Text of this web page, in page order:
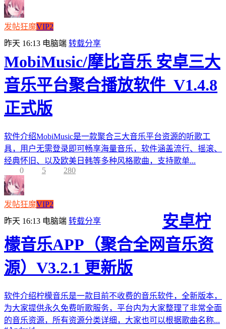
发帖狂魔VIP2
昨天 16:13 电脑端 转载分享
MobiMusic/摩比音乐 安卓三大
音乐平台聚合播放软件_V1.4.8
正式版
软件介绍MobiMusic是一款聚合三大音乐平台资源的听歌工
具，用户无需登录即可畅享海量音乐，软件涵盖流行、摇滚、
经典怀旧、以及欧美日韩等多种风格歌曲，支持歌单...
0
5 280
发帖狂魔VIP2
昨天 16:13 电脑端 转载分享
安卓柠
檬音乐APP（聚合全网音乐资
源）V3.2.1 更新版
软件介绍柠檬音乐是一款目前不收费的音乐软件，全新版本，
为大家提供永久免费听歌服务，平台内为大家整理了非常全面
的音乐资源，所有资源分类详细，大家也可以根据歌曲名称...